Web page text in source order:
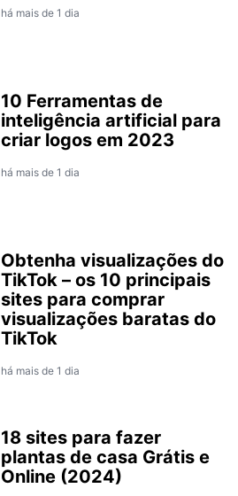
há mais de 1 dia
10 Ferramentas de
inteligência artificial para
criar logos em 2023
há mais de 1 dia
Obtenha visualizações do
TikTok – os 10 principais
sites para comprar
visualizações baratas do
TikTok
há mais de 1 dia
18 sites para fazer
plantas de casa Grátis e
Online (2024)